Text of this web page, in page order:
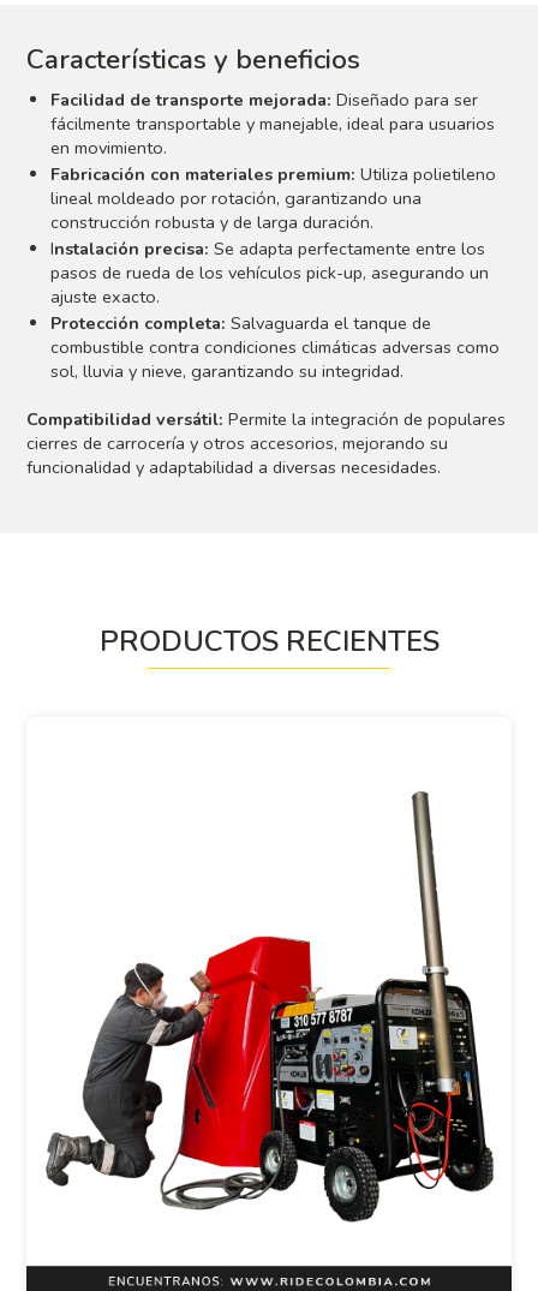
Características y beneficios
Facilidad de transporte mejorada: Diseñado para ser
fácilmente transportable y manejable, ideal para usuarios
en movimiento.
Fabricación con materiales premium:Utiliza polietileno
lineal moldeado por rotación, garantizando una
construcción robusta y de larga duración.
Instalación precisa:Se adapta perfectamente entre los
pasos de rueda de los vehículos pick-up, asegurando un
ajuste exacto.
Protección completa:Salvaguarda el tanque de
combustible contra condiciones climáticas adversas como
sol, lluvia y nieve, garantizando su integridad.
Compatibilidad versátil: Permite la integración de populares
cierres de carrocería y otros accesorios, mejorando su
funcionalidad y adaptabilidad a diversas necesidades.
PRODUCTOS RECIENTES